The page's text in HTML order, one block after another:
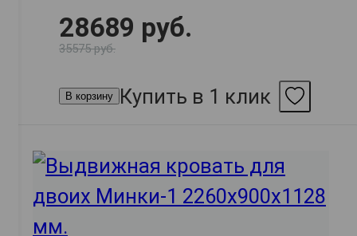
28689 руб.
35575 руб.
В корзину Купить в 1 клик